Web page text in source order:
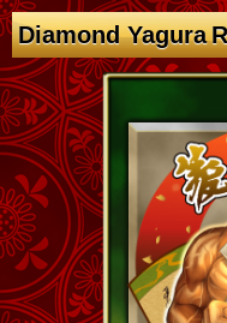
Diamond Yagura